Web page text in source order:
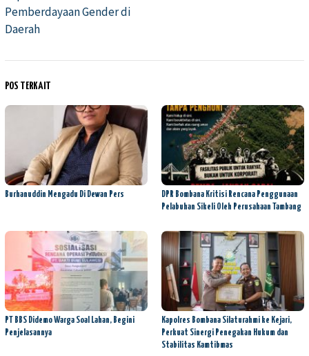
Pemberdayaan Gender di
Daerah
POS TERKAIT
Burhanuddin Mengadu Di Dewan Pers
DPR Bombana Kritisi Rencana Penggunaan
Pelabuhan Sikeli Oleh Perusahaan Tambang
PT BBS Didemo Warga Soal Lahan, Begini
Penjelasannya
Kapolres Bombana Silaturahmi ke Kejari,
Perkuat Sinergi Penegakan Hukum dan
Stabilitas Kamtibmas